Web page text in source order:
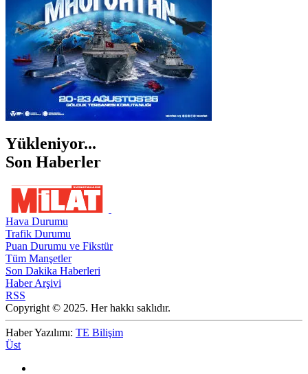
Yükleniyor...
Son Haberler
Hava Durumu
Trafik Durumu
Puan Durumu ve Fikstür
Tüm Manşetler
Son Dakika Haberleri
Haber Arşivi
RSS
Copyright © 2025. Her hakkı saklıdır.
Haber Yazılımı: TE Bilişim
Üst